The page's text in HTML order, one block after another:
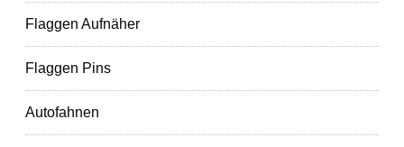
Flaggen Aufnäher
Flaggen Pins
Autofahnen